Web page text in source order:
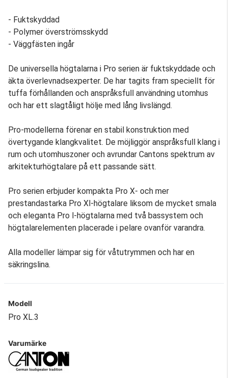
- Fuktskyddad
- Polymer överströmsskydd
- Väggfästen ingår
De universella högtalarna i Pro serien är fuktskyddade och
äkta överlevnadsexperter. De har tagits fram speciellt för
tuffa förhållanden och anspråksfull användning utomhus
och har ett slagtåligt hölje med lång livslängd.
Pro-modellerna förenar en stabil konstruktion med
övertygande klangkvalitet. De möjliggör anspråksfull klang i
rum och utomhuszoner och avrundar Cantons spektrum av
arkitekturhögtalare på ett passande sätt.
Pro serien erbjuder kompakta Pro X- och mer
prestandastarka Pro Xl-högtalare liksom de mycket smala
och eleganta Pro l-högtalarna med två bassystem och
högtalarelementen placerade i pelare ovanför varandra.
Alla modeller lämpar sig för våtutrymmen och har en
säkringslina.
Modell
Pro XL.3
Varumärke